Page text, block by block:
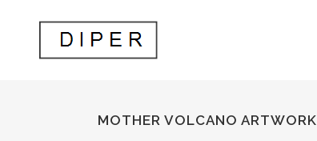
MOTHER VOLCANO ARTWORK